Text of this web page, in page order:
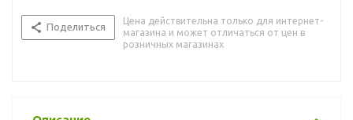
Поделиться
Цена действительна только для интернет-
магазина и может отличаться от цен в
розничных магазинах